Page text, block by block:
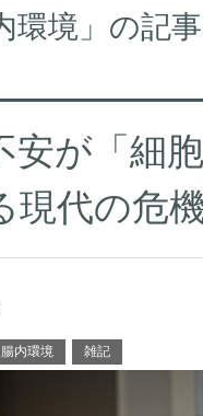
環境」の記
安が「細
現代の危
腸内環境 雑記